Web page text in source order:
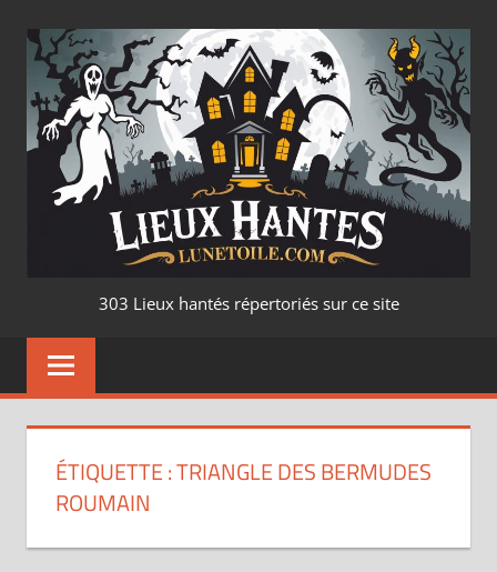
contenu
LIEUX
–
303 Lieux hantés répertoriés sur ce site
ÉTIQUETTE :TRIANGLE DES BERMUDES
ROUMAIN